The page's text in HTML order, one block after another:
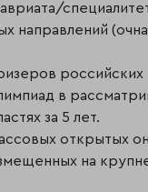
направлений
российских
в
за 5 лет.
открытых
на